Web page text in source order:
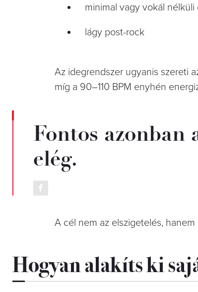
minimal vagy vokál
lágy post-rock
Az idegrendszer ugyanis szereti
míg a 90–110 BPM enyhén
Fontos azonban
elég.
A cél nem az elszigetelés,
Hogyan alakíts ki